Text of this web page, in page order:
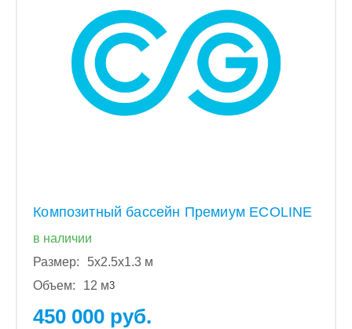
Композитный бассейн Премиум ECOLINE
в наличии
Размер:
5x2.5x1.3 м
Объем:
12 м3
450 000 руб.